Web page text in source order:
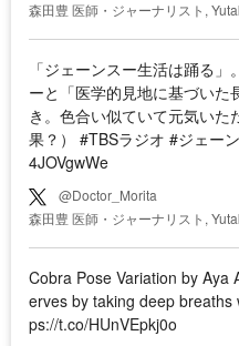
森田豊 医師・ジャーナリスト,
「ジェーンスー生活は踊る
ーと「医学的見地に基づいた
き。色合い似ていて元気い
果？） #TBSラジオ #ジェー
4JOVgwWe
@Doctor_Morita
森田豊 医師・ジャーナリスト,
Cobra Pose Variation by Aya
erves by taking deep
ps://t.co/HUnVEpkj0o